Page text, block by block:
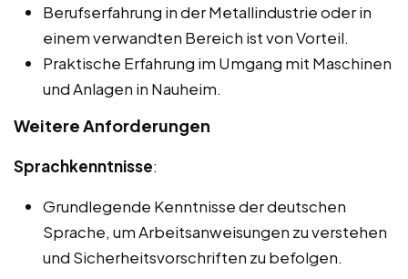
Berufserfahrung in der Metallindustrie oder in
einem verwandten Bereich ist von Vorteil.
Praktische Erfahrung im Umgang mit Maschinen
und Anlagen in Nauheim.
Weitere Anforderungen
Sprachkenntnisse:
Grundlegende Kenntnisse der deutschen
Sprache, um Arbeitsanweisungen zu verstehen
und Sicherheitsvorschriften zu befolgen.